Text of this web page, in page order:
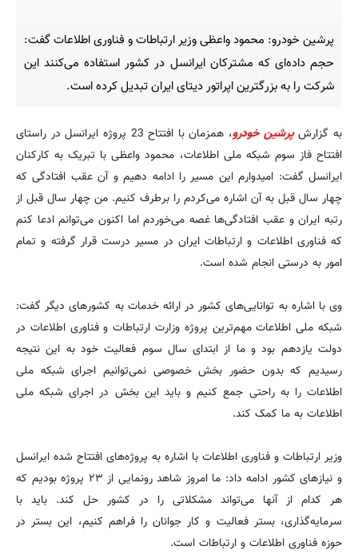
پرشین خودرو: محمود واعظی وزیر ارتباطات و فناوری اطلاعات گفت:
حجم داده‌ای که مشترکان ایرانسل در کشور استفاده می‌کنند این
شرکت را به بزرگترین اپراتور دیتای ایران تبدیل کرده است.
به گزارشپرشین خودرو
، همزمان با افتتاح 23 پروژه ایرانسل در راستای
افتتاح فاز سوم شبکه ملی اطلاعات، محمود واعظی با تبریک به کارکنان
ایرانسل گفت: امیدوارم این مسیر را ادامه دهیم و آن عقب افتادگی که
چهار سال قبل به آن اشاره می‌کردم را برطرف کنیم. من چهار سال قبل از
رتبه ایران و عقب افتادگی‌ها غصه می‌خوردم اما اکنون می‌توانم ادعا کنم
که فناوری اطلاعات و ارتباطات ایران در مسیر درست قرار گرفته و تمام
امور به درستی انجام شده است.
وی با اشاره به توانایی‌های کشور در ارائه خدمات به کشورهای دیگر گفت:
شبکه ملی اطلاعات مهم‌ترین پروژه وزارت ارتباطات و فناوری اطلاعات در
دولت یازدهم بود و ما از ابتدای سال سوم فعالیت خود به این نتیجه
رسیدیم که بدون حضور بخش خصوصی نمی‌توانیم اجرای شبکه ملی
اطلاعات را به راحتی جمع کنیم و باید این بخش در اجرای شبکه‌ ملی
اطلاعات به ما کمک کند.
وزیر ارتباطات و فناوری اطلاعات با اشاره به پروژه‌های افتتاح شده ایرانسل
و نیازهای کشور ادامه داد: ما امروز شاهد رونمایی از ۲۳ پروژه بودیم که
هر کدام از آنها می‌تواند مشکلاتی را در کشور حل کند. باید با
سرمایه‌گذاری، بستر فعالیت و کار جوانان را فراهم کنیم، این بستر در
حوزه فناوری اطلاعات و ارتباطات است.